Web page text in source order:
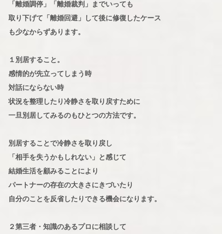
「離婚調停」「離婚裁判」までいっても
取り下げて「離婚回避」して後に修復したケース
も少なからずあります。
１別居すること。
感情的が先立ってしまう時
対話にならない時
状況を整理したり冷静さを取り戻すために
一旦別居してみるのもひとつの方法です。
別居することで冷静さを取り戻し
「相手を失うかもしれない」と感じて
結婚生活を顧みることにより
パートナーの存在の大きさにきづいたり
自分のことを反省したりできる機会になります。
２第三者・知識のあるプロに相談して